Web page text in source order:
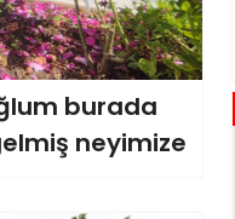
burada
neyimize